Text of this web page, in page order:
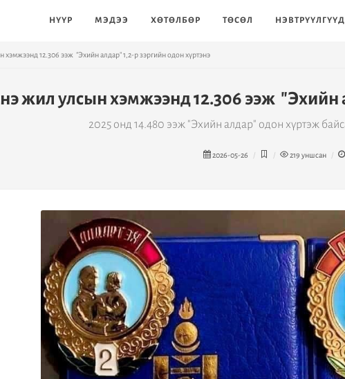
НҮҮР МЭДЭЭ ХӨТӨЛБӨР ТӨСӨЛ НЭВТРҮҮЛГҮҮД
хэмжээнд 12.306 ээж "Эхийн алдар" 1,2-р зэргийн одон хүртэнэ
жил улсын хэмжээнд 12.306 ээж "Эхийн
2025 онд 14.480 ээж "Эхийн алдар" одон хүртэж
2026-05-26 219 уншсан